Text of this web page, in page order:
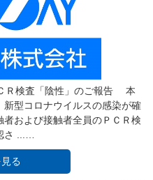
Ｒ検査「陰性」のご報告 本
型コロナウイルスの感染が確
および接触者全員のＰＣＲ検
さ ...…
る